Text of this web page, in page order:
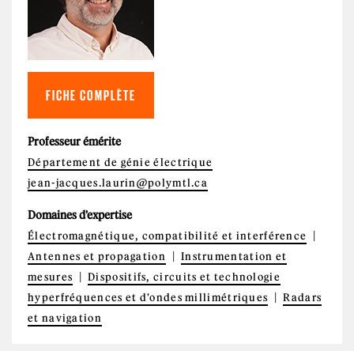
FICHE COMPLÈTE
Professeur émérite
Département de génie électrique
jean-jacques.laurin@polymtl.ca
Domaines d'expertise
Électromagnétique, compatibilité et interférence
Antennes et propagation
Instrumentation et
mesures
Dispositifs, circuits et technologie
hyperfréquences et d'ondes millimétriques
Radars
et navigation